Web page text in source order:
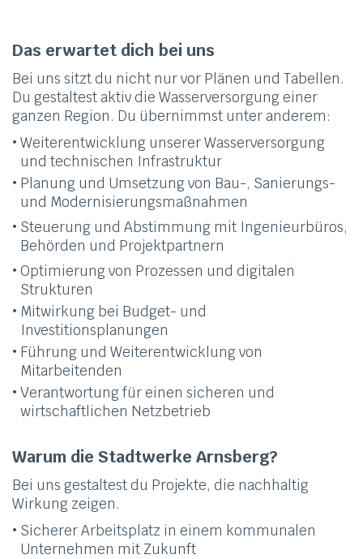
Das erwartet dich bei uns
Bei uns sitzt du nicht nur vor Plänen und Tabellen.
Du gestaltest aktiv die Wasserversorgung einer
ganzen Region. Du übernimmst unter anderem:
Weiterentwicklung unserer Wasserversorgung
und technischen Infrastruktur
Planung und Umsetzung von Bau-, Sanierungs-
und Modernisierungsmaßnahmen
Steuerung und Abstimmung mit Ingenieurbüros,
Behörden und Projektpartnern
Optimierung von Prozessen und digitalen
Strukturen
Mitwirkung bei Budget- und
Investitionsplanungen
Führung und Weiterentwicklung von
Mitarbeitenden
Verantwortung für einen sicheren und
wirtschaftlichen Netzbetrieb
Warum die Stadtwerke Arnsberg?
Bei uns gestaltest du Projekte, die nachhaltig
Wirkung zeigen.
Sicherer Arbeitsplatz in einem kommunalen
Unternehmen mit Zukunft